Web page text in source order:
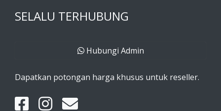
SELALU TERHUBUNG
Hubungi Admin
Dapatkan potongan harga khusus untuk reseller.